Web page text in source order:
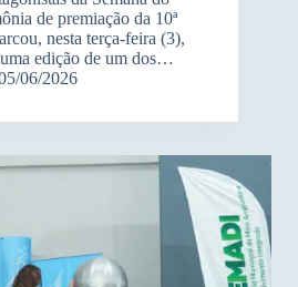
de premiação da 10ª
nesta terça-feira (3),
edição de um dos…
06/2026